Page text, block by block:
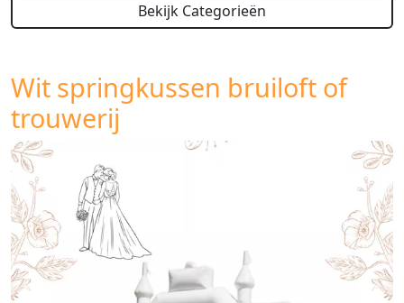
Bekijk Categorieën
Wit springkussen bruiloft of
trouwerij